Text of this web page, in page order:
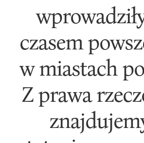
czasem
w miastach
Z prawa